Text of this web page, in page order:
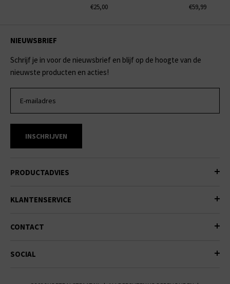
€25,00
€59,99
NIEUWSBRIEF
Schrijf je in voor de nieuwsbrief en blijf op de hoogte van de
nieuwste producten en acties!
INSCHRIJVEN
PRODUCTADVIES
KLANTENSERVICE
CONTACT
SOCIAL